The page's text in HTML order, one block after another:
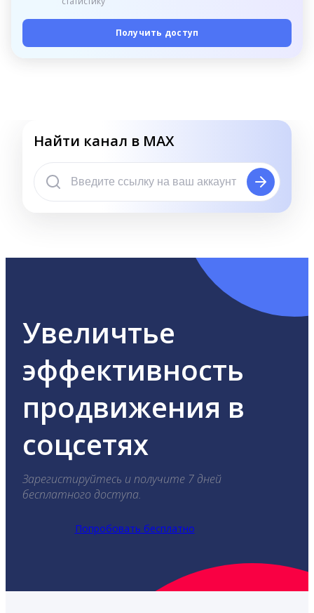
Получить доступ
Найти канал в MAX
Увеличтье
эффективность
продвижения в
соцсетях
Зарегистируйтесь и получите 7 дней
бесплатного доступа.
Попробовать бесплатно